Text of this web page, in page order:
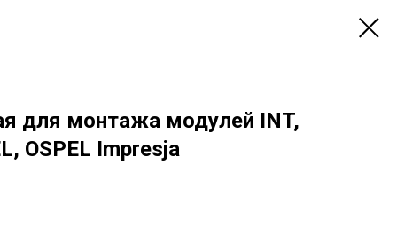
для монтажа модулей INT,
OSPEL Impresja